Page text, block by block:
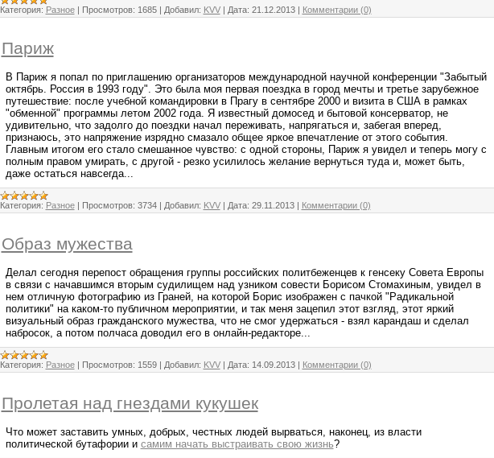
Категория: Разное | Просмотров: 1685 | Добавил: KVV | Дата: 21.12.2013 | Комментарии (0)
Париж
В Париж я попал по приглашению организаторов международной научной конференции "Забытый
октябрь. Россия в 1993 году". Это была моя первая поездка в город мечты и третье зарубежное
путешествие: после учебной командировки в Прагу в сентябре 2000 и визита в США в рамках
"обменной" программы летом 2002 года. Я известный домосед и бытовой консерватор, не
удивительно, что задолго до поездки начал переживать, напрягаться и, забегая вперед,
признаюсь, это напряжение изрядно смазало общее яркое впечатление от этого события.
Главным итогом его стало смешанное чувство: с одной стороны, Париж я увидел и теперь могу с
полным правом умирать, с другой - резко усилилось желание вернуться туда и, может быть,
даже остаться навсегда...
Категория: Разное | Просмотров: 3734 | Добавил: KVV | Дата: 29.11.2013 | Комментарии (0)
Образ мужества
Делал сегодня перепост обращения группы российских политбеженцев к генсеку Совета Европы
в связи с начавшимся вторым судилищем над узником совести Борисом Стомахиным, увидел в
нем отличную фотографию из Граней, на которой Борис изображен с пачкой "Радикальной
политики" на каком-то публичном мероприятии, и так меня зацепил этот взгляд, этот яркий
визуальный образ гражданского мужества, что не смог удержаться - взял карандаш и сделал
набросок, а потом полчаса доводил его в онлайн-редакторе...
Категория: Разное | Просмотров: 1559 | Добавил: KVV | Дата: 14.09.2013 | Комментарии (0)
Пролетая над гнездами кукушек
Что может заставить умных, добрых, честных людей вырваться, наконец, из власти
политической бутафории и самим начать выстраивать свою жизнь?